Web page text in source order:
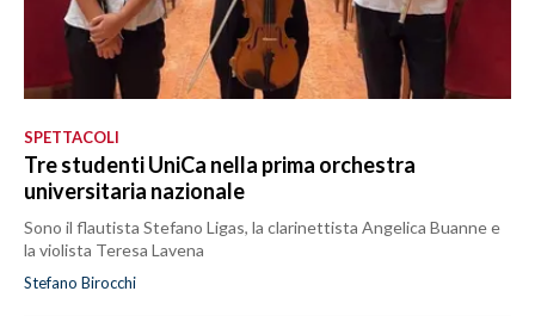
SPETTACOLI
Tre studenti UniCa nella prima orchestra
universitaria nazionale
Sono il flautista Stefano Ligas, la clarinettista Angelica Buanne e
la violista Teresa Lavena
Stefano Birocchi